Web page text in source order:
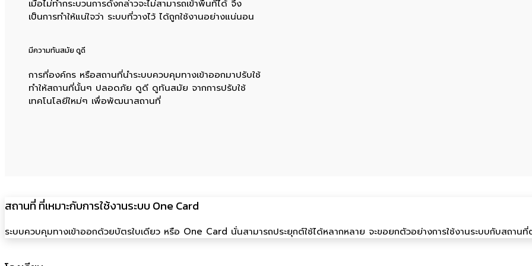
เมื่อไม่ทำกระบวนการดังกล่าวจะไม่สามารถเข้าพื้นที่ได้ จึง
เป็นการทำให้แน่ใจว่า ระบบที่วางไว้ ได้ถูกใช้งานอย่างแน่นอน
มีความทันสมัย ดูดี
การที่องค์กร หรือสถานที่นำระบบควบคุมทางเข้าออกมาปรับใช้
ทำให้สถานที่นั้นๆ ปลอดภัย ดูดี ดูทันสมัย จากการปรับใช้
เทคโนโลยีใหม่ๆ เพื่อพัฒนาสถานที่
สถานที่ ที่เหมาะกับการใช้งานระบบ One Card
ระบบควบคุมทางเข้าออกด้วยบัตรใบเดียว หรือ One Card นั่นสามารถประยุกต์ใช้ได้หลากหลาย จะขอยกตัวอย่างการใช้งานระบบกับสถาน